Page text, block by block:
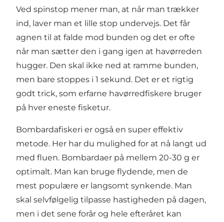
Ved spinstop mener man, at når man trækker
ind, laver man et lille stop undervejs. Det får
agnen til at falde mod bunden og det er ofte
når man sætter den i gang igen at havørreden
hugger. Den skal ikke ned at ramme bunden,
men bare stoppes i 1 sekund. Det er et rigtig
godt trick, som erfarne havørredfiskere bruger
på hver eneste fisketur.
Bombardafiskeri er også en super effektiv
metode. Her har du mulighed for at nå langt ud
med fluen. Bombardaer på mellem 20-30 g er
optimalt. Man kan bruge flydende, men de
mest populære er langsomt synkende. Man
skal selvfølgelig tilpasse hastigheden på dagen,
men i det sene forår og hele efteråret kan